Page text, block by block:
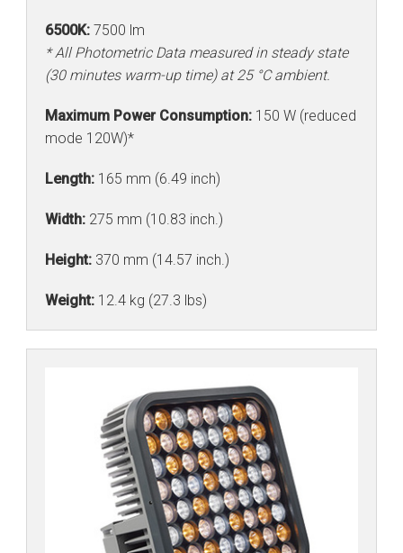
6500K: 7500 lm
* All Photometric Data measured in steady state
(30 minutes warm-up time) at 25 °C ambient.
Maximum Power Consumption: 150 W (reduced
mode 120W)*
Length: 165 mm (6.49 inch)
Width: 275 mm (10.83 inch.)
Height: 370 mm (14.57 inch.)
Weight: 12.4 kg (27.3 lbs)